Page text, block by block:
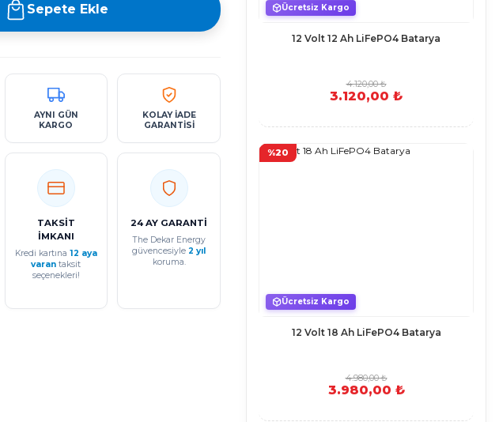
Sepete Ekle
AYNI GÜN
KARGO
KOLAY İADE
GARANTİSİ
TAKSİT
İMKANI
Kredi kartına 12 aya
varan taksit
seçenekleri!
24 AY GARANTİ
The Dekar Energy
güvencesiyle2 yıl
koruma.
Ücretsiz Kargo
12 Volt 12 Ah LiFePO4 Batarya
4.120,00 ₺
3.120,00 ₺
%20
Ücretsiz Kargo
12 Volt 18 Ah LiFePO4 Batarya
4.980,00 ₺
3.980,00 ₺